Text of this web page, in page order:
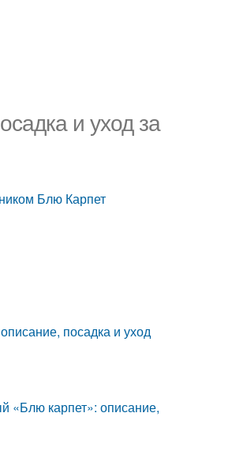
и уход за
Блю Карпет
посадка и уход
«Блю карпет»: описание,